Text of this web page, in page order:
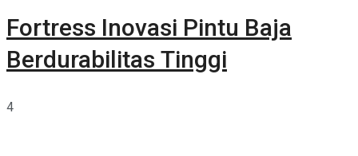
Fortress Inovasi Pintu Baja
Berdurabilitas Tinggi
4